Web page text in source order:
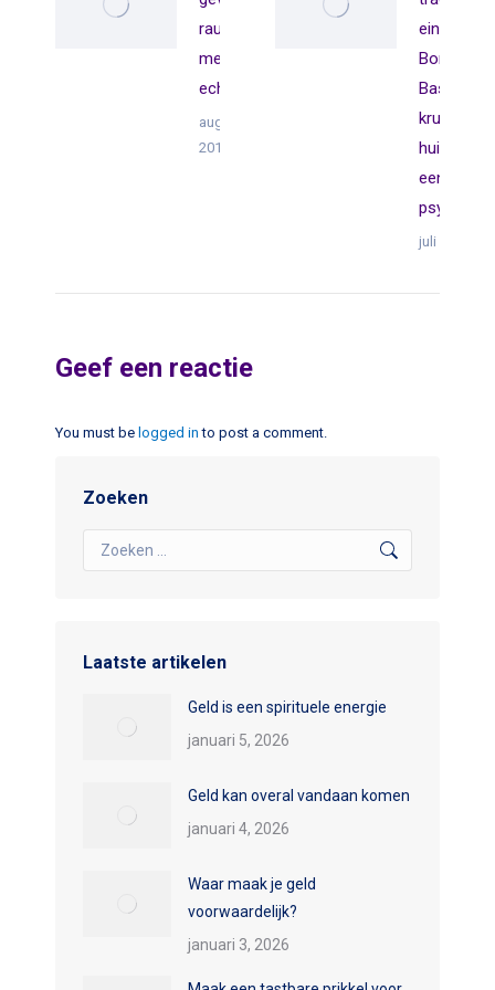
rauw en
meedogenloos
echt!
augustus 10,
2018
eindes van
Boris
kruip in de
huid van
een
juli 22, 2018
Geef een reactie
You must be logged in to post a comment.
Zoeken
Search:
Laatste artikelen
Geld is een spirituele energie
januari 5, 2026
Geld kan overal vandaan komen
januari 4, 2026
Waar maak je geld
voorwaardelijk?
januari 3, 2026